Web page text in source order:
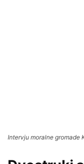
Intervju moralne gromade